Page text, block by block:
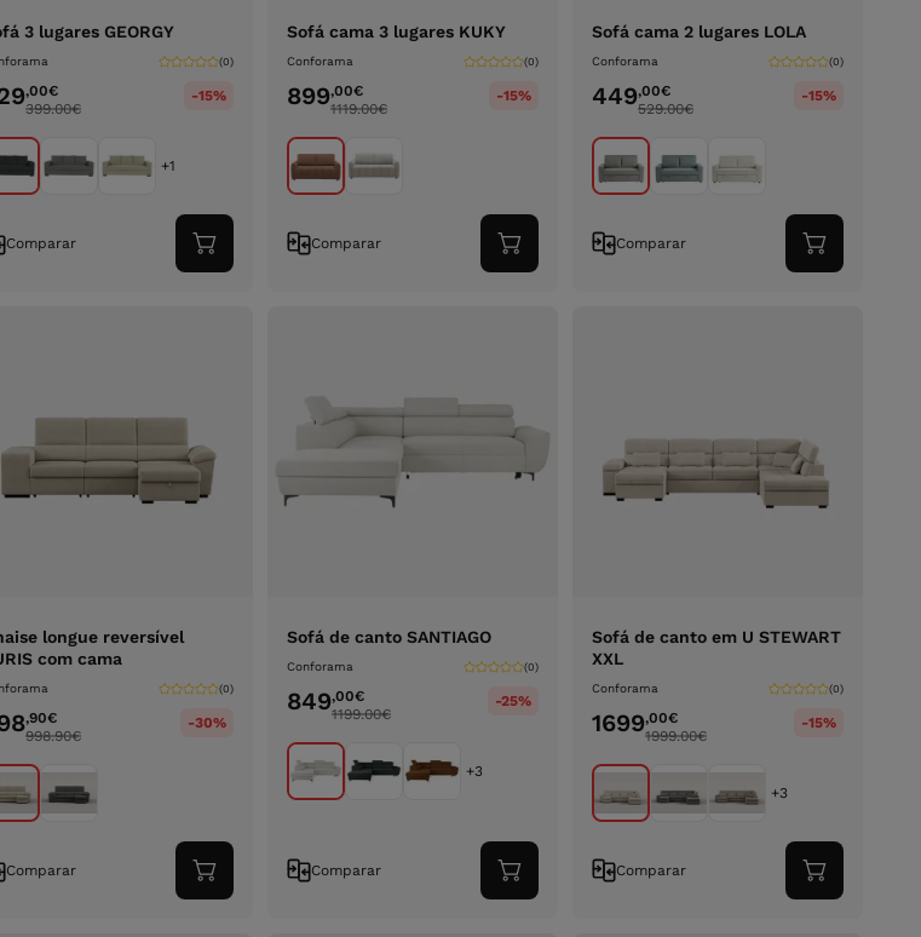
3 lugares GEORGY
(0)
,00€
399.00€
-15%
+1
Comparar
Adicionar
ao
Sofá cama 3 lugares KUKY
Conforama (0)
899,00€
1119.00€
-15%
Comparar
Adicionar
ao
Sofá cama 2 lugares LOLA
Conforama (0)
449,00€
529.00€
-15%
Comparar
Adicionar
ao
longue reversível
com cama
(0)
,90€
998.90€
-30%
Comparar
Adicionar
ao
Sofá de canto SANTIAGO
Conforama (0)
849,00€
1199.00€
-25%
+3
Comparar
Adicionar
ao
Sofá de canto em U STEWART
XXL
Conforama (0)
1699,00€
1999.00€
-15%
+3
Comparar
Adicionar
ao